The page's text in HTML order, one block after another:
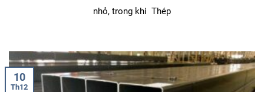
nhỏ, trong khi Thép
10
Th12